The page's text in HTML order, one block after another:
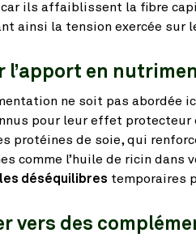
car ils affaiblissent la fibre
ainsi la tension exercée sur
l’apport en
ne soit pas abordée
pour leur effet
protéines de soie, qui
comme l’huile de ricin dans
déséquilibres temporaires
vers des